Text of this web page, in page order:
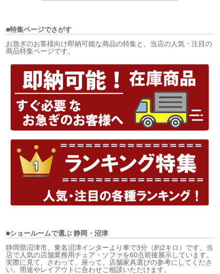
■特集ページでさがす
お急ぎのお客様向け即納可能な商品の特集と、当店の人気・注目の
商品特集ページです。
■ショールームで選ぶ静岡・沼津
静岡県沼津市、東名沼津インターより車で3分（約2キロ）です。当
店で人気の店舗業務用チェア・ソファを60点前後展示しています。
実際に見て、さわって、座って、店舗家具選びの参考にしてくださ
い。用途やレイアウトに合わせご相談いただけます。